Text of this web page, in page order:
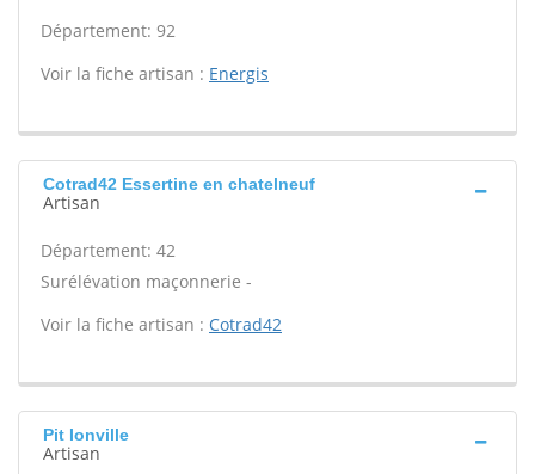
Département: 92
Voir la fiche artisan : Energis
Cotrad42 Essertine en chatelneuf
Artisan
Département: 42
Surélévation maçonnerie -
Voir la fiche artisan : Cotrad42
Pit Ionville
Artisan